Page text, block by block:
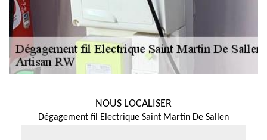
NOUS LOCALISER
Dégagement fil Electrique Saint Martin De Sallen